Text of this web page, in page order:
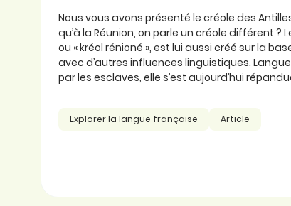
Nous vous avons présenté le créole des
qu’à la Réunion, on parle un créole différent ?
ou « kréol rénioné », est lui aussi créé sur la
avec d’autres influences linguistiques. Langue
par les esclaves, elle s’est aujourd’hui
Explorer la langue française Article